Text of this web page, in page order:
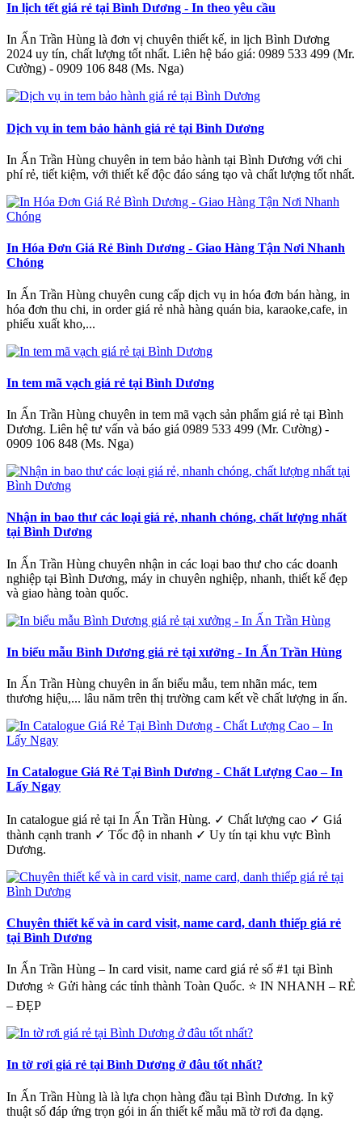
In lịch tết giá rẻ tại Bình Dương - In theo yêu cầu
In Ấn Trần Hùng là đơn vị chuyên thiết kế, in lịch Bình Dương
2024 uy tín, chất lượng tốt nhất. Liên hệ báo giá: 0989 533 499 (Mr.
Cường) - 0909 106 848 (Ms. Nga)
Dịch vụ in tem bảo hành giá rẻ tại Bình Dương
In Ấn Trần Hùng chuyên in tem bảo hành tại Bình Dương với chi
phí rẻ, tiết kiệm, với thiết kế độc đáo sáng tạo và chất lượng tốt nhất.
In Hóa Đơn Giá Rẻ Bình Dương - Giao Hàng Tận Nơi Nhanh
Chóng
In Ấn Trần Hùng chuyên cung cấp dịch vụ in hóa đơn bán hàng, in
hóa đơn thu chi, in order giá rẻ nhà hàng quán bia, karaoke,cafe, in
phiếu xuất kho,...
In tem mã vạch giá rẻ tại Bình Dương
In Ấn Trần Hùng chuyên in tem mã vạch sản phẩm giá rẻ tại Bình
Dương. Liên hệ tư vấn và báo giá 0989 533 499 (Mr. Cường) -
0909 106 848 (Ms. Nga)
Nhận in bao thư các loại giá rẻ, nhanh chóng, chất lượng nhất
tại Bình Dương
In Ấn Trần Hùng chuyên nhận in các loại bao thư cho các doanh
nghiệp tại Bình Dương, máy in chuyên nghiệp, nhanh, thiết kế đẹp
và giao hàng toàn quốc.
In biểu mẫu Bình Dương giá rẻ tại xưởng - In Ấn Trần Hùng
In Ấn Trần Hùng chuyên in ấn biểu mẫu, tem nhãn mác, tem
thương hiệu,... lâu năm trên thị trường cam kết về chất lượng in ấn.
In Catalogue Giá Rẻ Tại Bình Dương - Chất Lượng Cao – In
Lấy Ngay
In catalogue giá rẻ tại In Ấn Trần Hùng. ✓ Chất lượng cao ✓ Giá
thành cạnh tranh ✓ Tốc độ in nhanh ✓ Uy tín tại khu vực Bình
Dương.
Chuyên thiết kế và in card visit, name card, danh thiếp giá rẻ
tại Bình Dương
In Ấn Trần Hùng – In card visit, name card giá rẻ số #1 tại Bình
Dương ⭐ Gửi hàng các tỉnh thành Toàn Quốc. ⭐ IN NHANH – RẺ
– ĐẸP
In tờ rơi giá rẻ tại Bình Dương ở đâu tốt nhất?
In Ấn Trần Hùng là là lựa chọn hàng đầu tại Bình Dương. In kỹ
thuật số đáp ứng trọn gói in ấn thiết kế mẫu mã tờ rơi đa dạng.